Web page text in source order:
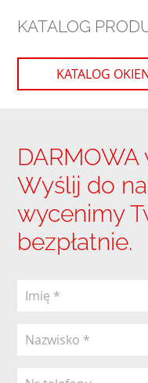
KATALOG
KATALOG
Wyślij do
wycenimy
bezpłatnie.